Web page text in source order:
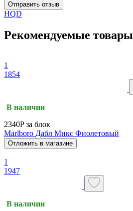
Отправить отзыв
HQD
Рекомендуемые товары
1
1854
В наличии
2340P за блок
Marlboro Дабл Микс Фиолетовый
Отложить в магазине
1
1947
В наличии